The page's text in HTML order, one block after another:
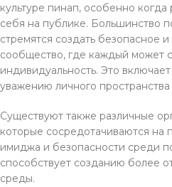
культуре пинап, особенно
себя на публике. Большинство
стремятся создать безопасное
сообщество, где каждый может
индивидуальность. Это
уважению личного
Существуют также различные
которые сосредотачиваются на
имиджа и безопасности среди
способствует созданию более
среды.